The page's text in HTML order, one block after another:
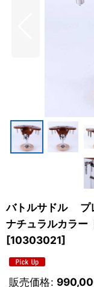
バトルサドル プ
ナチュラルカラー
[10303021]
販売価格: